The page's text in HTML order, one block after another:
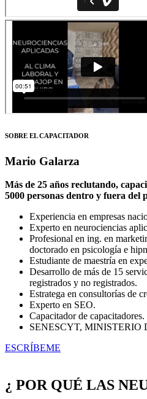
SOBRE EL CAPACITADOR
Mario Galarza
Más de 25 años reclutando,
5000 personas dentro y fuera del
Experiencia en empresas
Experto en neurociencias
Profesional en ing. en
doctorado en psicología e
Estudiante de maestría en
Desarrollo de más de 15
registrados y no registrados.
Estratega en consultorías de
Experto en SEO.
Capacitador de capacitadores.
SENESCYT, MINISTERIO
ESCRÍBEME
¿ POR QUÉ LAS